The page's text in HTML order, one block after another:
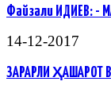
Файзали ИДИЕВ: -
14-12-2017
ЗАРАРЛИ ҲАШАРОТ